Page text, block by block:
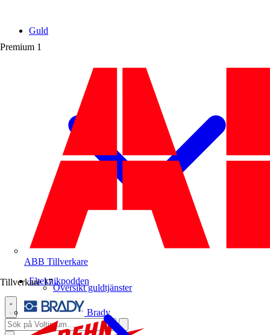
Premium 1
ABB Tillverkare
Tillverkare 17
Brady
Guld
Översikt guldtjänster
Elteknikpodden